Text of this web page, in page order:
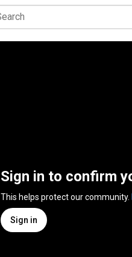
Sign in to confirm
This helps protect our community.
Sign in